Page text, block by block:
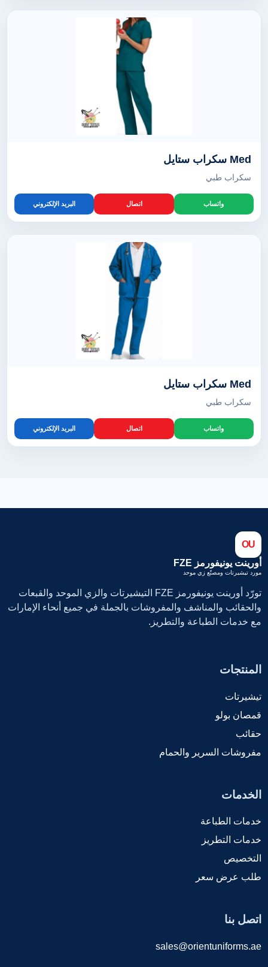
Med سكراب ستايل
سكراب طبي
واتساب اتصال البريد الإلكتروني
Med سكراب ستايل
سكراب طبي
واتساب اتصال البريد الإلكتروني
OU
أورينت يونيفورمز FZE
مورد تيشيرتات ومصنّع زي موحد
تورّد أورينت يونيفورمز FZE التيشيرتات والزي الموحد والقبعات
والحقائب والمناشف والمفروشات بالجملة في جميع أنحاء الإمارات
مع خدمات الطباعة والتطريز.
المنتجات
تيشيرتات
قمصان بولو
حقائب
مفروشات السرير والحمام
الخدمات
خدمات الطباعة
خدمات التطريز
التخصيص
طلب عرض سعر
اتصل بنا
sales@orientuniforms.ae